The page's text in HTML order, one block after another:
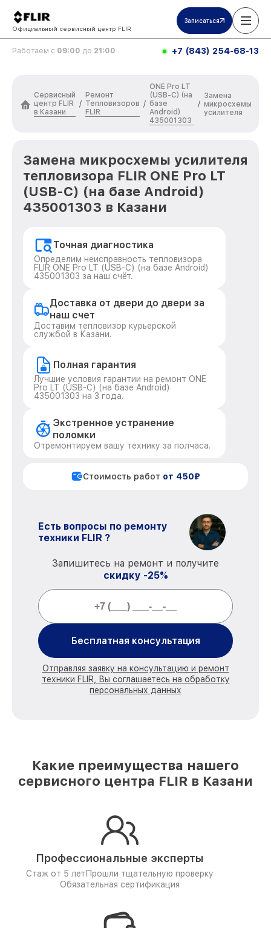
Официальный сервисный центр FLIR
Записаться
Работаем с 09:00 до 21:00 +7 (843) 254-68-13
Сервисный
центр FLIR
в Казани
/
Ремонт
Тепловизоров
FLIR
/
ONE Pro LT
(USB-C) (на
базе
Android)
435001303
/
Замена
микросхемы
усилителя
Замена микросхемы усилителя
тепловизора FLIR ONE Pro LT
(USB-C) (на базе Android)
435001303 в Казани
Точная диагностика
Определим неисправность тепловизора
FLIR ONE Pro LT (USB-C) (на базе Android)
435001303 за наш счёт.
Доставка от двери до двери за
наш счет
Доставим тепловизор курьерской
службой в Казани.
Полная гарантия
Лучшие условия гарантии на ремонт ONE
Pro LT (USB-C) (на базе Android)
435001303 на 3 года.
Экстренное устранение
поломки
Отремонтируем вашу технику за полчаса.
Стоимость работ от 450₽
Есть вопросы по ремонту
техники FLIR ?
Запишитесь на ремонт и получите
скидку -25%
Бесплатная консультация
Отправляя заявку на консультацию и ремонт
техники FLIR, Вы соглашаетесь на обработку
персональных данных
Какие преимущества нашего
сервисного центра FLIR в Казани
Профессиональные эксперты
Стаж от 5 лет Прошли тщательную проверку
Обязательная сертификация